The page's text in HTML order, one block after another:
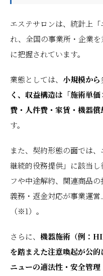
エステサロンは、統計上
れ、全国の事業所・企業
に把握されています。
業態としては、 小規模か
く、収益構造は「施術単
費・人件費・家賃・機器
す。
また、契約形態の面では
継続的役務提供」に該当
フや中途解約、関連商品
義務・返金対応が事業運
（※1）。
さらに、 機器施術（例：
を踏まえた注意喚起が公
ニューの適法性・安全管